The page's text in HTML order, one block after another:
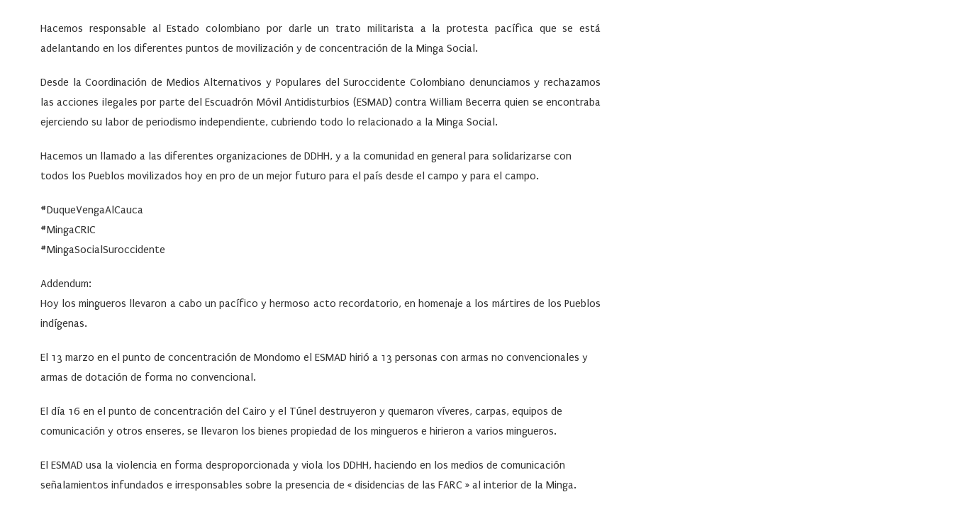
Hacemos responsable alEstado colombiano por darle un trato militarista a la protesta pacífica que se está
adelantando en los diferentes puntos de movilización y de concentración de la Minga Social.
Desde la Coordinación de Medios Alternativos y Populares del Suroccidente Colombiano denunciamos y rechazamos
las acciones ilegales por parte del Escuadrón Móvil Antidisturbios (ESMAD) contra William Becerra quien se encontraba
ejerciendo su labor de periodismo independiente, cubriendo todo lo relacionado a la Minga Social.
Hacemos un llamado a las diferentes organizaciones de DDHH, y a la comunidad en general para solidarizarse con
todos los Pueblos movilizados hoy en pro de un mejor futuro para el país desde el campo y para el campo.
#DuqueVengaAlCauca
#MingaCRIC
#MingaSocialSuroccidente
Addendum:
Hoy los mingueros llevaron a cabo un pacífico y hermoso acto recordatorio, en homenaje a los mártires de los Pueblos
indígenas.
El 13 marzo en el punto de concentración de Mondomo el ESMAD hirió a 13 personas con armas no convencionales y
armas de dotación de forma no convencional.
El día 16 en el punto de concentración del Cairo y el Túnel destruyeron y quemaron víveres, carpas, equipos de
comunicación y otros enseres, se llevaron los bienes propiedad de los mingueros e hirieron a varios mingueros.
El ESMAD usa la violencia en forma desproporcionada y viola los DDHH, haciendo en los medios de comunicación
señalamientos infundados e irresponsables sobre la presencia de « disidencias de las FARC » al interior de la Minga.